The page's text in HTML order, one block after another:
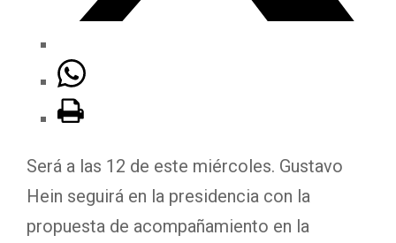
Será a las 12 de este miércoles. Gustavo
Hein seguirá en la presidencia con la
propuesta de acompañamiento en la